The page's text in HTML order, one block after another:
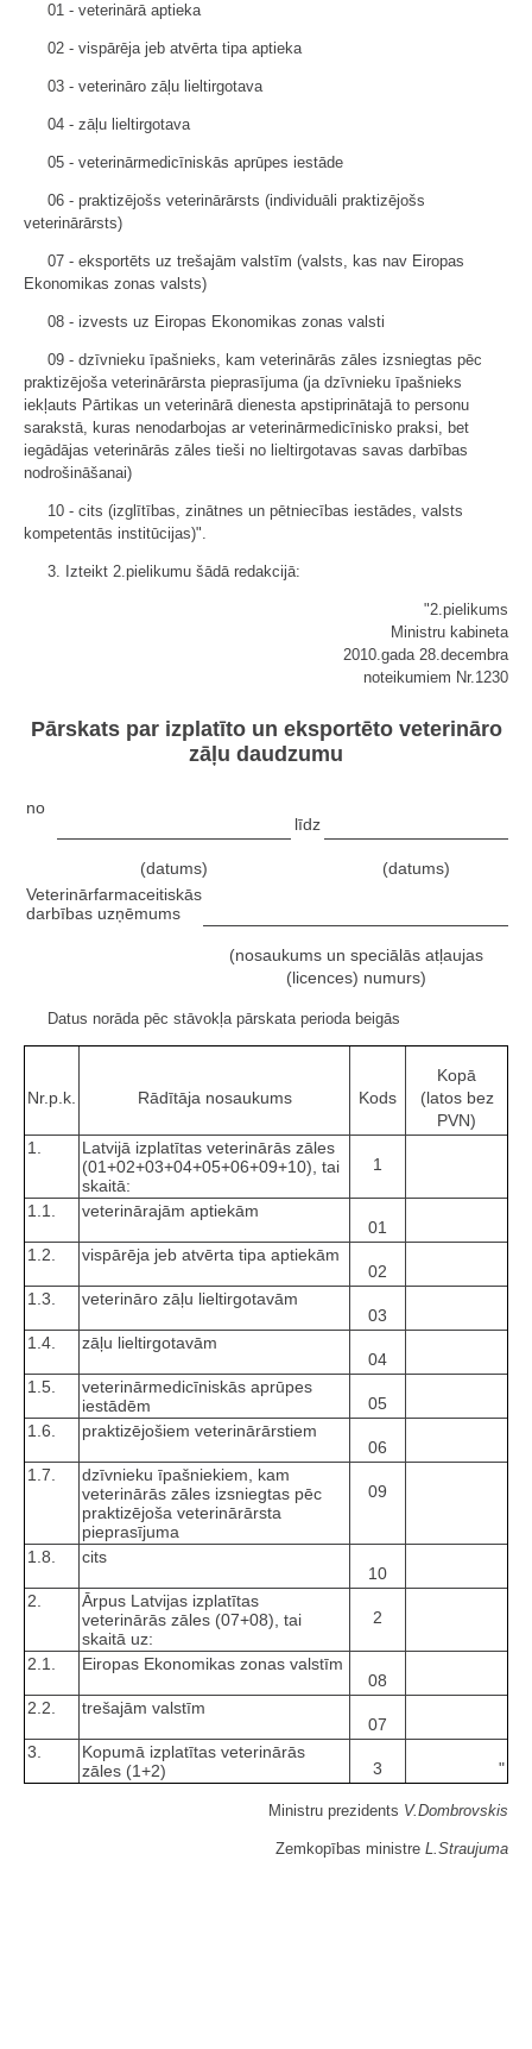
01 - veterinārā aptieka
02 - vispārēja jeb atvērta tipa aptieka
03 - veterināro zāļu lieltirgotava
04 - zāļu lieltirgotava
05 - veterinārmedicīniskās aprūpes iestāde
06 - praktizējošs veterinārārsts (individuāli praktizējošs
veterinārārsts)
07 - eksportēts uz trešajām valstīm (valsts, kas nav Eiropas
Ekonomikas zonas valsts)
08 - izvests uz Eiropas Ekonomikas zonas valsti
09 - dzīvnieku īpašnieks, kam veterinārās zāles izsniegtas pēc
praktizējoša veterinārārsta pieprasījuma (ja dzīvnieku īpašnieks
iekļauts Pārtikas un veterinārā dienesta apstiprinātajā to personu
sarakstā, kuras nenodarbojas ar veterinārmedicīnisko praksi, bet
iegādājas veterinārās zāles tieši no lieltirgotavas savas darbības
nodrošināšanai)
10 - cits (izglītības, zinātnes un pētniecības iestādes, valsts
kompetentās institūcijas)".
3. Izteikt 2.pielikumu šādā redakcijā:
"2.pielikums
Ministru kabineta
2010.gada 28.decembra
noteikumiem Nr.1230
Pārskats par izplatīto un eksportēto veterināro
zāļu daudzumu
no
līdz
(datums)
(datums)
Veterinārfarmaceitiskās
darbības uzņēmums
(nosaukums un speciālās atļaujas
(licences) numurs)
Datus norāda pēc stāvokļa pārskata perioda beigās
Nr.p.k. Rādītāja nosaukums Kods
Kopā
(latos bez
PVN)
1.
Latvijā izplatītas veterinārās zāles
(01+02+03+04+05+06+09+10), tai
skaitā:
1
1.1.
veterinārajām aptiekām
01
1.2.
vispārēja jeb atvērta tipa aptiekām
02
1.3.
veterināro zāļu lieltirgotavām
03
1.4.
zāļu lieltirgotavām
04
1.5.
veterinārmedicīniskās aprūpes
iestādēm
05
1.6.
praktizējošiem veterinārārstiem
06
1.7.
dzīvnieku īpašniekiem, kam
veterinārās zāles izsniegtas pēc
praktizējoša veterinārārsta
pieprasījuma
09
1.8.
cits
10
2.
Ārpus Latvijas izplatītas
veterinārās zāles (07+08), tai
skaitā uz:
2
2.1.
Eiropas Ekonomikas zonas valstīm
08
2.2.
trešajām valstīm
07
3.
Kopumā izplatītas veterinārās
zāles (1+2)
3 "
Ministru prezidents V.Dombrovskis
Zemkopības ministre L.Straujuma